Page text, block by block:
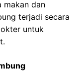
makan dan
terjadi secara
untuk